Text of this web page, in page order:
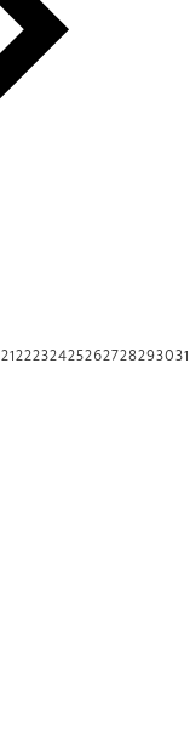
2122232425262728293031